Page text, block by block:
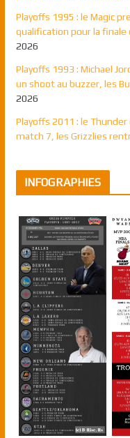
Playoffs 1995 : le Magic
qualification pour la finale
2026
Playoffs 1993 : Michael
un shoot au buzzer, les
2026
Playoffs 2011 : le
match 7, les Grizzlies
INFOGRAPHIES